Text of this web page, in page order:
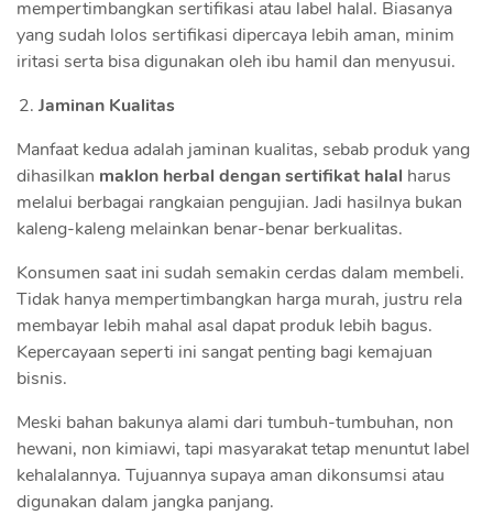
mempertimbangkan sertifikasi atau label halal. Biasanya
yang sudah lolos sertifikasi dipercaya lebih aman, minim
iritasi serta bisa digunakan oleh ibu hamil dan menyusui.
Jaminan Kualitas
Manfaat kedua adalah jaminan kualitas, sebab produk yang
dihasilkan maklon herbal dengan sertifikat halal harus
melalui berbagai rangkaian pengujian. Jadi hasilnya bukan
kaleng-kaleng melainkan benar-benar berkualitas.
Konsumen saat ini sudah semakin cerdas dalam membeli.
Tidak hanya mempertimbangkan harga murah, justru rela
membayar lebih mahal asal dapat produk lebih bagus.
Kepercayaan seperti ini sangat penting bagi kemajuan
bisnis.
Meski bahan bakunya alami dari tumbuh-tumbuhan, non
hewani, non kimiawi, tapi masyarakat tetap menuntut label
kehalalannya. Tujuannya supaya aman dikonsumsi atau
digunakan dalam jangka panjang.